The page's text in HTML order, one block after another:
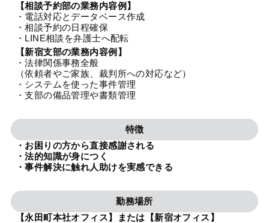
【相談予約部の業務内容例】
・電話対応とデータベース作成
・相談予約の日程確保
・LINE相談を弁護士へ配転
【新宿支部の業務内容例】
・法律関係事務全般
（依頼者やご家族、裁判所への対応など）
・システムを使った事件管理
・支部の備品管理や書類管理
特徴
・お困りの方から直接感謝される
・法的知識が身につく
・事件解決に触れ人助けを実感できる
勤務場所
【永田町本社オフィス】または【新宿オフィス】
法人グループ
プライバシーポリシー 利用規約 内部通報
TikTok受賞 定義集